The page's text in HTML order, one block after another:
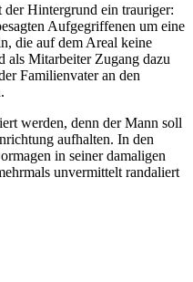
Hintergrund ein trauriger:
Aufgegriffenen um eine
die auf dem Areal keine
als Mitarbeiter Zugang dazu
Familienvater an den
werden, denn der Mann soll
aufhalten. In den
in seiner damaligen
unvermittelt randaliert